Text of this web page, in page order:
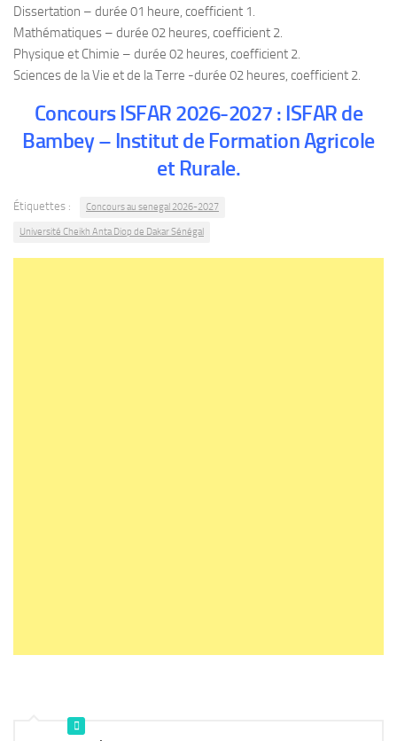
Dissertation – durée 01 heure, coefficient 1.
Mathématiques – durée 02 heures, coefficient 2.
Physique et Chimie – durée 02 heures, coefficient 2.
Sciences de la Vie et de la Terre -durée 02 heures, coefficient 2.
Concours ISFAR 2026-2027 : ISFAR de
Bambey – Institut de Formation Agricole
et Rurale.
Étiquettes : Concours au senegal 2026-2027
Université Cheikh Anta Diop de Dakar Sénégal